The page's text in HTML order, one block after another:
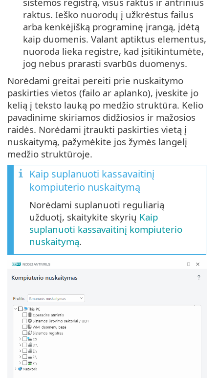
raktus. Ieško nuorodų į užkrėstus failus
arba kenkėjišką programinę įrangą, įdėtą
kaip duomenis. Valant aptiktus elementus,
nuoroda lieka registre, kad įsitikintumėte,
jog nebus prarasti svarbūs duomenys.
Norėdami greitai pereiti prie nuskaitymo
paskirties vietos (failo ar aplanko), įveskite jo
kelią į teksto lauką po medžio struktūra. Kelio
pavadinime skiriamos didžiosios ir mažosios
raidės. Norėdami įtraukti paskirties vietą į
nuskaitymą, pažymėkite jos žymės langelį
medžio struktūroje.
Kaip suplanuoti kassavaitinį
kompiuterio nuskaitymą
Norėdami suplanuoti reguliarią
užduotį, skaitykite skyrių Kaip
suplanuoti kassavaitinį kompiuterio
nuskaitymą.